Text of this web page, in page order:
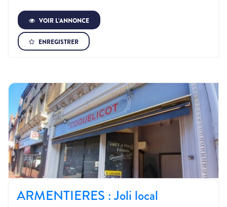
VOIR L’ANNONCE
ENREGISTRER
ARMENTIERES : Joli local